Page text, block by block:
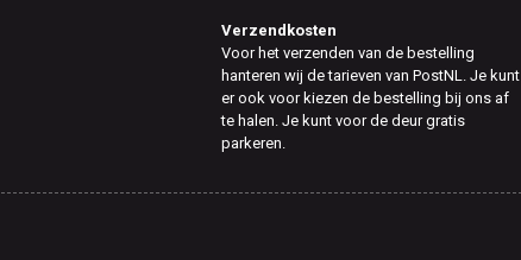
Verzendkosten
Voor het verzenden van de bestelling
hanteren wij de tarieven van PostNL. Je kunt
er ook voor kiezen de bestelling bij ons af
te halen. Je kunt voor de deur gratis
parkeren.